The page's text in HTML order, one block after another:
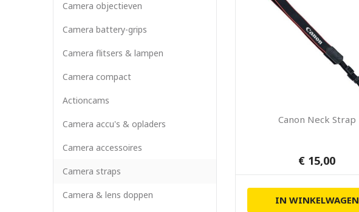
Camera objectieven
Camera battery-grips
Camera flitsers & lampen
Camera compact
Actioncams
Camera accu's & opladers
Camera accessoires
Camera straps
Camera & lens doppen
Canon Neck Strap
€ 15,00
IN WINKELWAGEN